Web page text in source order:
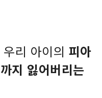
리 아이의 피아
지 잃어버리는